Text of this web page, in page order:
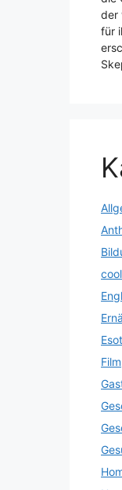
der
für
cool
Film